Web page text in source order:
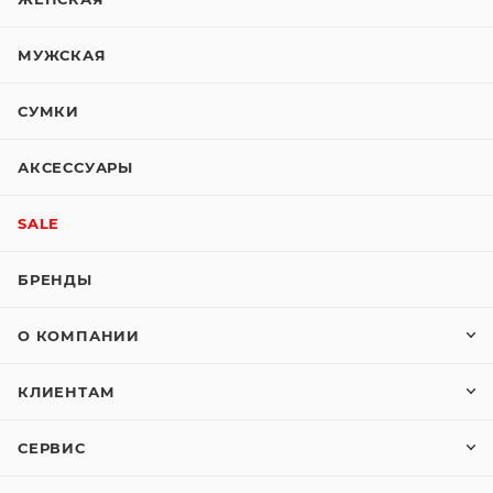
МУЖСКАЯ
СУМКИ
АКСЕССУАРЫ
SALE
БРЕНДЫ
О КОМПАНИИ
КЛИЕНТАМ
СЕРВИС